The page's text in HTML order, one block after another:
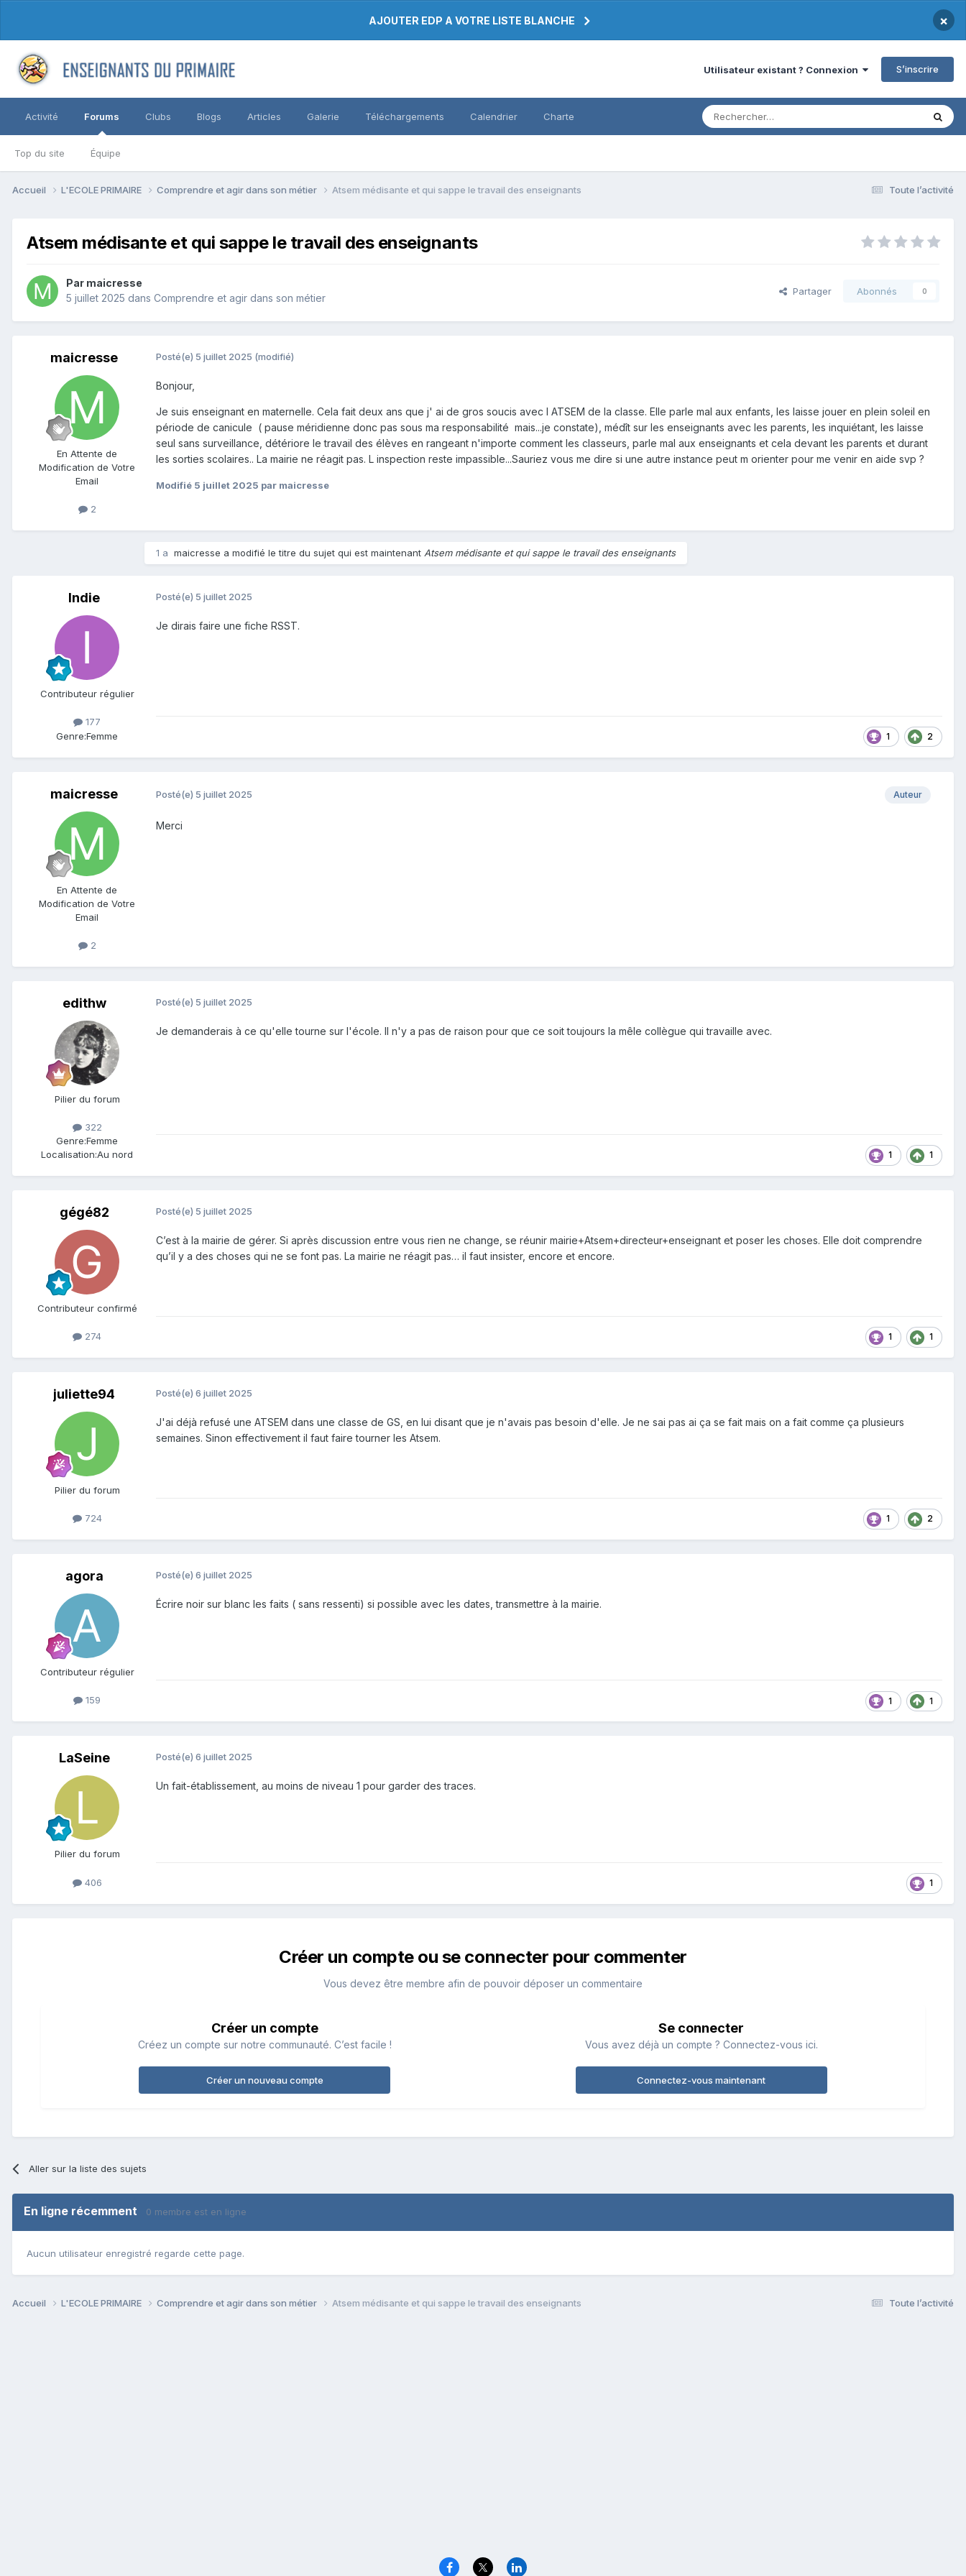
AJOUTER EDP A VOTRE LISTE BLANCHE ×
Utilisateur existant ? Connexion S’inscrire
Activité Forums
Top du site Équipe
Clubs Blogs Articles Galerie Téléchargements Calendrier Charte
Toute l’activité
Accueil L'ECOLE PRIMAIRE Comprendre et agir dans son métier Atsem médisante et qui sappe le travail des enseignants
Atsem médisante et qui sappe le travail des enseignants
Par maicresse
5 juillet 2025 dans Comprendre et agir dans son métier
Partager Abonnés 0
maicresse
En Attente de
Modification de Votre
Email
2
Posté(e) 5 juillet 2025 (modifié)
Bonjour,
Je suis enseignant en maternelle. Cela fait deux ans que j' ai de gros soucis avec l ATSEM de la classe. Elle parle mal aux enfants, les laisse jouer en plein soleil en
période de canicule ( pause méridienne donc pas sous ma responsabilité mais...je constate), médît sur les enseignants avec les parents, les inquiétant, les laisse
seul sans surveillance, détériore le travail des élèves en rangeant n'importe comment les classeurs, parle mal aux enseignants et cela devant les parents et durant
les sorties scolaires.. La mairie ne réagit pas. L inspection reste impassible...Sauriez vous me dire si une autre instance peut m orienter pour me venir en aide svp ?
Modifié 5 juillet 2025 par maicresse
1 a maicresse a modifié le titre du sujet qui est maintenant Atsem médisante et qui sappe le travail des enseignants
Indie
Contributeur régulier
177
Genre:Femme
Posté(e) 5 juillet 2025
Je dirais faire une fiche RSST.
1 2
maicresse
En Attente de
Modification de Votre
Email
2
Auteur
Posté(e) 5 juillet 2025
Merci
edithw
Pilier du forum
322
Genre:Femme
Localisation:Au nord
Posté(e) 5 juillet 2025
Je demanderais à ce qu'elle tourne sur l'école. Il n'y a pas de raison pour que ce soit toujours la mêle collègue qui travaille avec.
1 1
gégé82
Contributeur confirmé
274
Posté(e) 5 juillet 2025
C’est à la mairie de gérer. Si après discussion entre vous rien ne change, se réunir mairie+Atsem+directeur+enseignant et poser les choses. Elle doit comprendre
qu’il y a des choses qui ne se font pas. La mairie ne réagit pas… il faut insister, encore et encore.
1 1
juliette94
Pilier du forum
724
Posté(e) 6 juillet 2025
J'ai déjà refusé une ATSEM dans une classe de GS, en lui disant que je n'avais pas besoin d'elle. Je ne sai pas ai ça se fait mais on a fait comme ça plusieurs
semaines. Sinon effectivement il faut faire tourner les Atsem.
1 2
agora
Contributeur régulier
159
Posté(e) 6 juillet 2025
Écrire noir sur blanc les faits ( sans ressenti) si possible avec les dates, transmettre à la mairie.
1 1
LaSeine
Pilier du forum
406
Posté(e) 6 juillet 2025
Un fait-établissement, au moins de niveau 1 pour garder des traces.
1
Créer un compte ou se connecter pour commenter
Vous devez être membre afin de pouvoir déposer un commentaire
Créer un compte
Créez un compte sur notre communauté. C’est facile !
Créer un nouveau compte
Se connecter
Vous avez déjà un compte ? Connectez-vous ici.
Connectez-vous maintenant
Aller sur la liste des sujets
En ligne récemment 0 membre est en ligne
Aucun utilisateur enregistré regarde cette page.
Toute l’activité
Accueil L'ECOLE PRIMAIRE Comprendre et agir dans son métier Atsem médisante et qui sappe le travail des enseignants